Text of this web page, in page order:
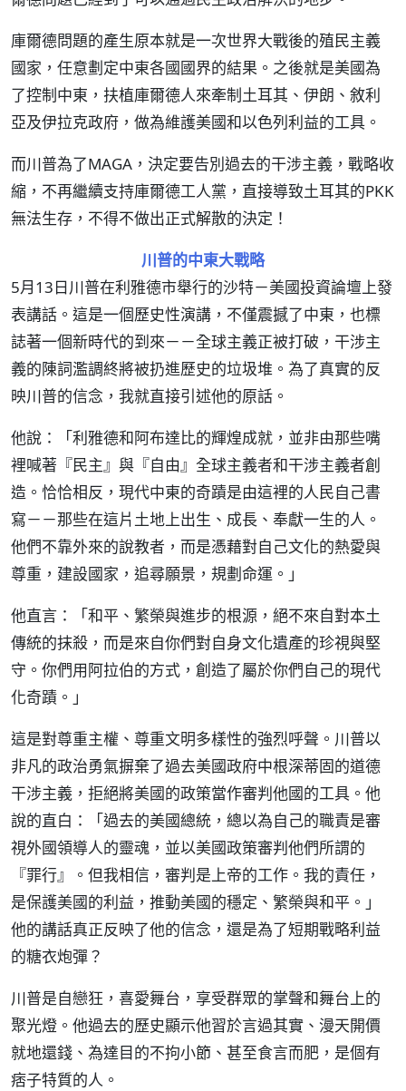
庫爾德問題的產生原本就是一次世界大戰後的殖民主義
國家，任意劃定中東各國國界的結果。之後就是美國為
了控制中東，扶植庫爾德人來牽制土耳其、伊朗、敘利
亞及伊拉克政府，做為維護美國和以色列利益的工具。
而川普為了MAGA，決定要告別過去的干涉主義，戰略收
縮，不再繼續支持庫爾德工人黨，直接導致土耳其的PKK
無法生存，不得不做出正式解散的決定！
川普的中東大戰略
5月13日川普在利雅德市舉行的沙特－美國投資論壇上發
表講話。這是一個歷史性演講，不僅震撼了中東，也標
誌著一個新時代的到來－－全球主義正被打破，干涉主
義的陳詞濫調終將被扔進歷史的垃圾堆。為了真實的反
映川普的信念，我就直接引述他的原話。
他說：「利雅德和阿布達比的輝煌成就，並非由那些嘴
裡喊著『民主』與『自由』全球主義者和干涉主義者創
造。恰恰相反，現代中東的奇蹟是由這裡的人民自己書
寫－－那些在這片土地上出生、成長、奉獻一生的人。
他們不靠外來的說教者，而是憑藉對自己文化的熱愛與
尊重，建設國家，追尋願景，規劃命運。」
他直言：「和平、繁榮與進步的根源，絕不來自對本土
傳統的抹殺，而是來自你們對自身文化遺產的珍視與堅
守。你們用阿拉伯的方式，創造了屬於你們自己的現代
化奇蹟。」
這是對尊重主權、尊重文明多樣性的強烈呼聲。川普以
非凡的政治勇氣摒棄了過去美國政府中根深蒂固的道德
干涉主義，拒絕將美國的政策當作審判他國的工具。他
說的直白：「過去的美國總統，總以為自己的職責是審
視外國領導人的靈魂，並以美國政策審判他們所謂的
『罪行』。但我相信，審判是上帝的工作。我的責任，
是保護美國的利益，推動美國的穩定、繁榮與和平。」
他的講話真正反映了他的信念，還是為了短期戰略利益
的糖衣炮彈？
川普是自戀狂，喜愛舞台，享受群眾的掌聲和舞台上的
聚光燈。他過去的歷史顯示他習於言過其實、漫天開價
就地還錢、為達目的不拘小節、甚至食言而肥，是個有
痞子特質的人。